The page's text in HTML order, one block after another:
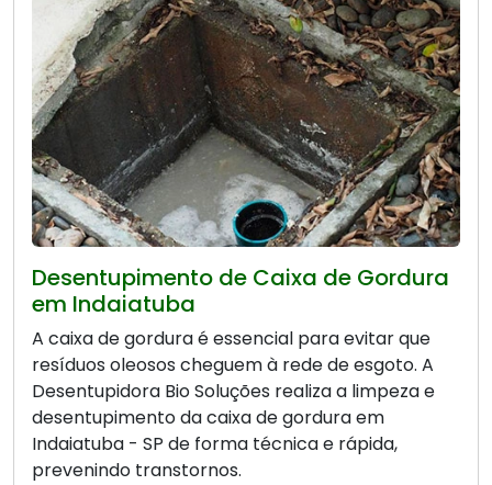
Desentupimento de Caixa de Gordura
em Indaiatuba
A caixa de gordura é essencial para evitar que
resíduos oleosos cheguem à rede de esgoto. A
Desentupidora Bio Soluções realiza a limpeza e
desentupimento da caixa de gordura em
Indaiatuba - SP de forma técnica e rápida,
prevenindo transtornos.